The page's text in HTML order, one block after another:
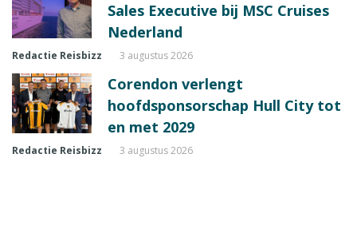
Sales Executive bij MSC Cruises
Nederland
Redactie Reisbizz 3 augustus 2026
Corendon verlengt
hoofdsponsorschap Hull City tot
en met 2029
Redactie Reisbizz 3 augustus 2026